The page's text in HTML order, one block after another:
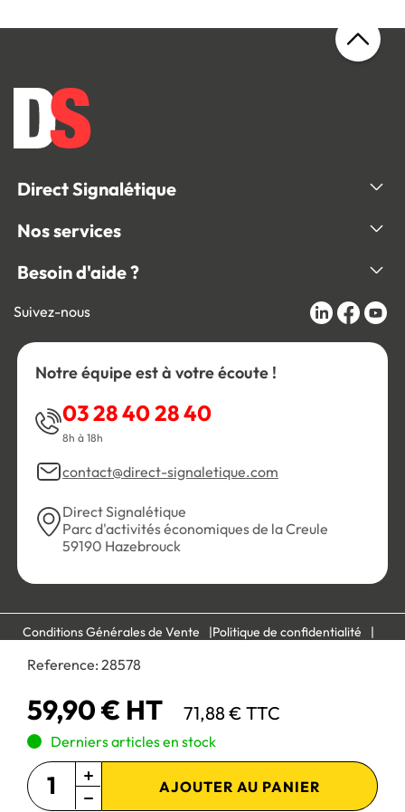
Reference: 28578
59,90 € HT 71,88 € TTC
Derniers articles en stock
AJOUTER AU PANIER
Direct Signalétique
Nos services
Besoin d'aide ?
Suivez-nous
Notre équipe est à votre écoute !
03 28 40 28 40
8h à 18h
contact@direct-signaletique.com
Direct Signalétique
Parc d'activités économiques de la Creule
59190 Hazebrouck
Conditions Générales de Vente
Politique de confidentialité
Mentions légales
Paiement 100% sécurisé :
Site réservé aux professionnels